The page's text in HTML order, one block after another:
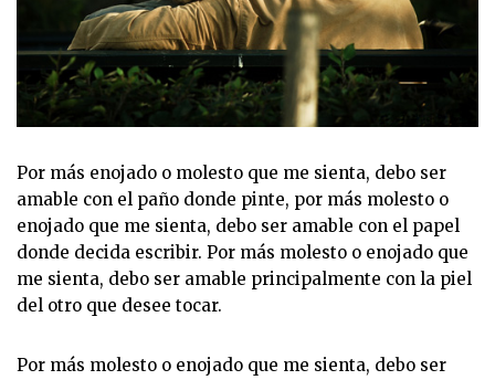
Por más enojado o molesto que me sienta, debo ser
amable con el paño donde pinte, por más molesto o
enojado que me sienta, debo ser amable con el papel
donde decida escribir. Por más molesto o enojado que
me sienta, debo ser amable principalmente con la piel
del otro que desee tocar.
Por más molesto o enojado que me sienta, debo ser